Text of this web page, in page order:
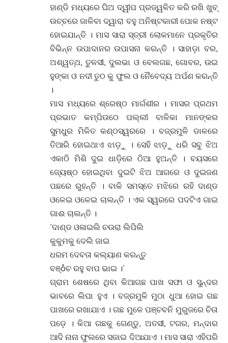
ହାଣ୍ଡି ମଧ୍ୟରେ ଘିଅ ଦ୍ୱୀପ ପ୍ରଜ୍ୱଳିତ କରି ରଖି ଖୁବ୍
ଉଚ୍ଚରେ ଜାଳିବା ଦ୍ୱାରା ବହୁ ଅନିଷ୍ଟକାରୀ ପୋକ ନଷ୍ଟ
ହୋଇଯାନ୍ତି । ମାସ ସାରା ସ୍ତ୍ରୀ ଲୋକମାନେ ପ୍ରକୃତିର
ବିଭିନ୍ନ ଉପାଦାନର ଉପାସନା କରନ୍ତି । ସାହାଡ଼ା ବର,
ଅଶ୍ୱତ୍ଥ, ତୁଳସୀ, ଦୁଲଭା ଓ ବେଲଗଛ, ଗୋବର, ଉଇ
ହୁଙ୍କା ଓ ନଦୀ ତୁଠ କୁ ଫୁଲ ଓ ନୈବେଦ୍ୟ ଅର୍ପଣ କରନ୍ତି
।
ମାସ ମଧ୍ୟରେ ଶ୍ରେଷ୍ଠ ମାର୍ଗଶୀର । ମାସର ପ୍ରଥମ
ପ୍ରଭାତ କମ୍ପିଉଠେ ପଲ୍ଲୀ ବାଳିକା ମାନଙ୍କର
ସୁମଧୁର ମିଳିତ କଣ୍ଠସ୍ୱରରେ । ବଜ୍ରମୁଳି ଡାଳରେ
ତିଆରି ହୋଇଥାଏ ଝାଡ଼ୁ । ସେହି ଝାଡ଼ୁ ଧରି ସବୁ ଝିଅ
ଏକାଠି ମିଶି ଦୁଇ ଧାଡ଼ିରେ ଠିଆ ହୁଅନ୍ତି । ବୟସରେ
ଜ୍ୟେଷ୍ଠ ହୋଇଥିବା ଦୁଇଟି ଝିଅ ଆଗରେ ଓ ଦୁଇଜଣ
ପଛରେ ରୁହନ୍ତି । ବାକି ସମସ୍ତେ ମଝିରେ ରହି ଦାଣ୍ଡ
ଓଳେଇ ଓଳେଇ ଚାଲନ୍ତି । ଏକ ସ୍ୱରରେ ପଦଟିଏ ଗାଇ
ଗାଈ ଚାଲନ୍ତି ।
‘ଦାଣ୍ଡ ଓଳାଇଲି ଚଉରା ଲିପିଲି
କୁକୁମକୁ ଦେଲି ଜାଇ
ଧରମ ଦେବତା କଲ୍ୟାଣ କରନ୍ତୁ
ବଞ୍ôଚ ରହୁ ବାପ ଭାଇ ।’
ଗ୍ରାମ ଶେଷରେ ଥିବା କିଆଗଛ ପାଖ ସଫା ଓ ସୁନ୍ଦର
ଭାବରେ ଲିପା ହୁଏ । ବଜ୍ରମୁଳି ମୁଠା ଧୁଆ ହୋଇ ଗଛ
ପାଖରେ ରଖାଯାଏ । ଗଛ ମୁଳେ ପଞ୍ଚବନି ମୁରୁଜରେ ଚିତା
ପଡ଼େ । କିଆ ଗଛକୁ ଗେଣ୍ଡୁ, ଅତସୀ, ଟଗର, ମନ୍ଦାର
ଆଦି ନାନା ଫୁଲରେ ସଜାଇ ଦିଆଯାଏ । ମାସ ସାରା ଏହିପରି